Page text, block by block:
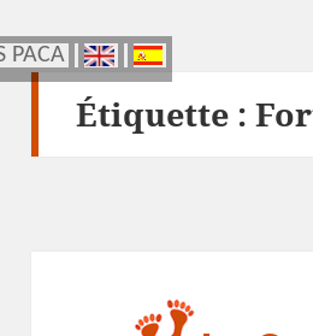
PACA
PACA
Étiquette :